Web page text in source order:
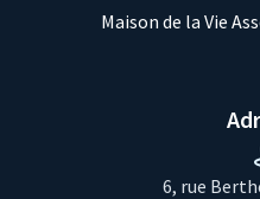
Maison de la Vie
6, rue